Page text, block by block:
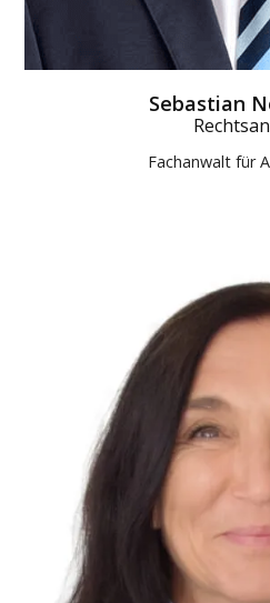
Sebastian
Fachanwalt für